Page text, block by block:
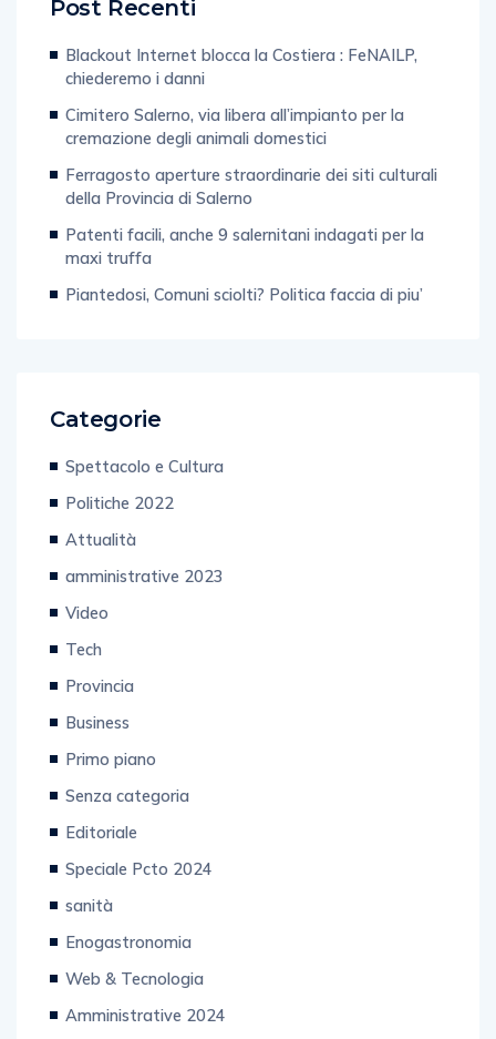
Post Recenti
Blackout Internet blocca la Costiera : FeNAILP,
chiederemo i danni
Cimitero Salerno, via libera all’impianto per la
cremazione degli animali domestici
Ferragosto aperture straordinarie dei siti culturali
della Provincia di Salerno
Patenti facili, anche 9 salernitani indagati per la
maxi truffa
Piantedosi, Comuni sciolti? Politica faccia di piu’
Categorie
Spettacolo e Cultura
Politiche 2022
Attualità
amministrative 2023
Video
Tech
Provincia
Business
Primo piano
Senza categoria
Editoriale
Speciale Pcto 2024
sanità
Enogastronomia
Web & Tecnologia
Amministrative 2024